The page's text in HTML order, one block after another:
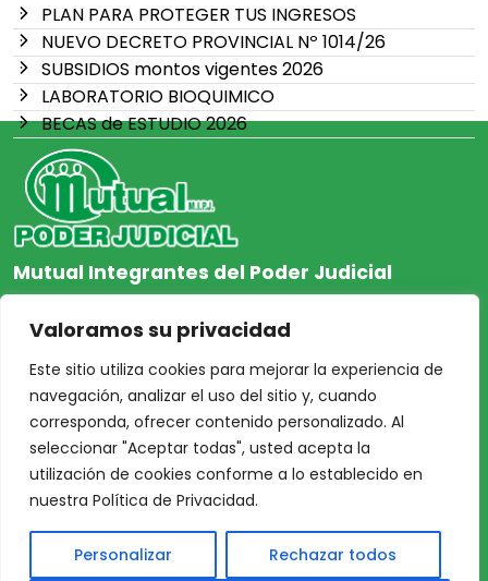
Valoramos su privacidad
Este sitio utiliza cookies para mejorar la experiencia de
navegación, analizar el uso del sitio y, cuando
corresponda, ofrecer contenido personalizado. Al
seleccionar "Aceptar todas", usted acepta la
utilización de cookies conforme a lo establecido en
nuestra Política de Privacidad.
Personalizar Rechazar todos
PLAN PARA PROTEGER TUS INGRESOS
NUEVO DECRETO PROVINCIAL Nº 1014/26
SUBSIDIOS montos vigentes 2026
LABORATORIO BIOQUIMICO
BECAS de ESTUDIO 2026
Mutual Integrantes del Poder Judicial
afiliacion@mjpj.org.ar
+54 9 342 467-4510
NOSOTROS
Inicio
Acceso Asociados
Nosotros
CENTRO DE AYUDA
Protección de Datos
Personales